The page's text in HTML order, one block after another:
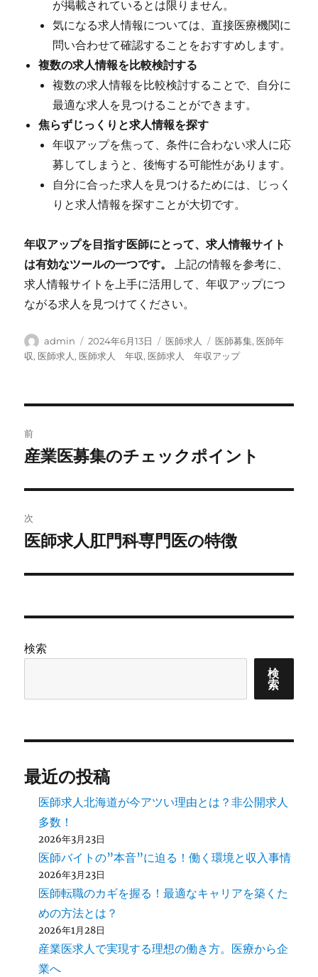
が掲載されているとは限りません。
気になる求人情報については、直接医療機関に
問い合わせて確認することをおすすめします。
複数の求人情報を比較検討する
複数の求人情報を比較検討することで、自分に
最適な求人を見つけることができます。
焦らずじっくりと求人情報を探す
年収アップを焦って、条件に合わない求人に応
募してしまうと、後悔する可能性があります。
自分に合った求人を見つけるためには、じっく
りと求人情報を探すことが大切です。
年収アップを目指す医師にとって、求人情報サイト
は有効なツールの一つです。
上記の情報を参考に、
求人情報サイトを上手に活用して、年収アップにつ
ながる求人を見つけてください。
投
稿
admin
投
稿
2024年6月13日
カ
テ
医師求人
タ
グ
医師募集, 医師年
収, 医師求人 , 医師求人 年収, 医師求人 年収アップ
稿
ビ
ゲ
ー
ン
前
前
投
稿:
産業医募集のチェックポイント
次
次
投
医師求人肛門科専門医の特徴
検索
検
索
最近の投稿
医師求人北海道が今アツい理由とは？非公開求人
多数！
2026年3月23日
医師バイトの”本音”に迫る！働く環境と収入事情
2026年3月23日
医師転職のカギを握る！最適なキャリアを築くた
めの方法とは？
2026年1月28日
産業医求人で実現する理想の働き方。医療から企
業へ